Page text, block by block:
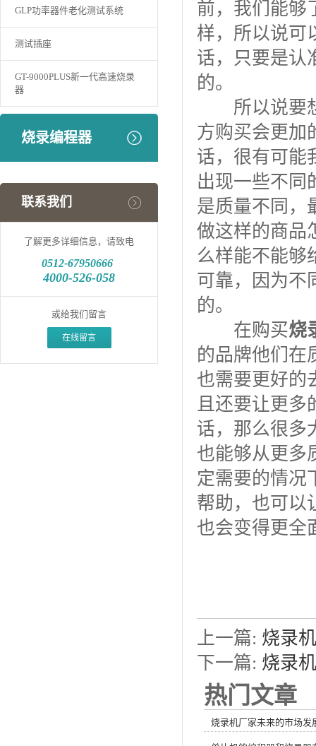
GLP功率器件老化测试系统
测试插座
GT-9000PLUS新一代高速烧录
器
烧录编程器
联系我们
了解更多详细信息，请致电
0512-67950666
4000-526-058
或给我们留言
在线留言
前，我们能够
样，所以说可
话，只要是认
的。
所以说要想
方购买会更加
话，很有可能
出现一些不同
是质量不同，
做这样的商品
么样能不能够
可靠，因为不
的。
在购买烧
的品牌他们在
也需要更好的
且还要让更多
话，那么很多
也能够从更多
定需要的情况
帮助，也可以
也会变得更全
上一篇: 烧录
下一篇: 烧录
热门文章
烧录机厂家未来的市场发